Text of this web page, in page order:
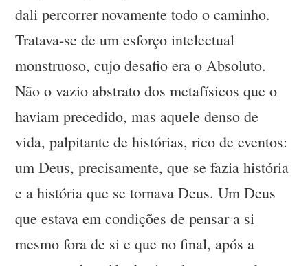
dali percorrer novamente todo o caminho.
Tratava-se de um esforço intelectual
monstruoso, cujo desafio era o Absoluto.
Não o vazio abstrato dos metafísicos que o
haviam precedido, mas aquele denso de
vida, palpitante de histórias, rico de eventos:
um Deus, precisamente, que se fazia história
e a história que se tornava Deus. Um Deus
que estava em condições de pensar a si
mesmo fora de si e que no final, após a